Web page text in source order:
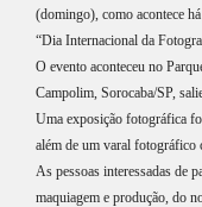
(domingo), como acontece
“Dia Internacional da
O evento aconteceu no
Campolim, Sorocaba/SP,
Uma exposição fotográfica
além de um varal fotográfico
As pessoas interessadas de
maquiagem e produção, do